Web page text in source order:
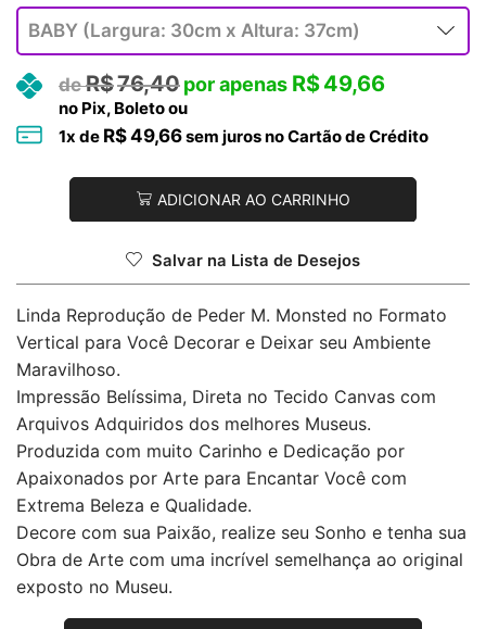
R$76,40 R$49,66
no Pix, Boleto ou
1x de R$49,66sem juros no Cartão de Crédito
ADICIONAR AO CARRINHO
Salvar na Lista de Desejos
Linda Reprodução de Peder M. Monsted no Formato
Vertical para Você Decorar e Deixar seu Ambiente
Maravilhoso.
Impressão Belíssima, Direta no Tecido Canvas com
Arquivos Adquiridos dos melhores Museus.
Produzida com muito Carinho e Dedicação por
Apaixonados por Arte para Encantar Você com
Extrema Beleza e Qualidade.
Decore com sua Paixão, realize seu Sonho e tenha sua
Obra de Arte com uma incrível semelhança ao original
exposto no Museu.